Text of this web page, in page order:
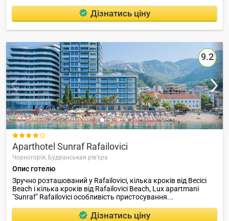
Дізнатись ціну
9.2

Aparthotel Sunraf Rafailovici
Чорногорія, Будванськая рів'єра
Опис готелю
Зручно розташований у Rafailovici, кілька кроків від Becici
Beach і кілька кроків від Rafailovici Beach, Lux apartmani
"Sunraf" Rafailovici особливість пристосування...
Дізнатись ціну